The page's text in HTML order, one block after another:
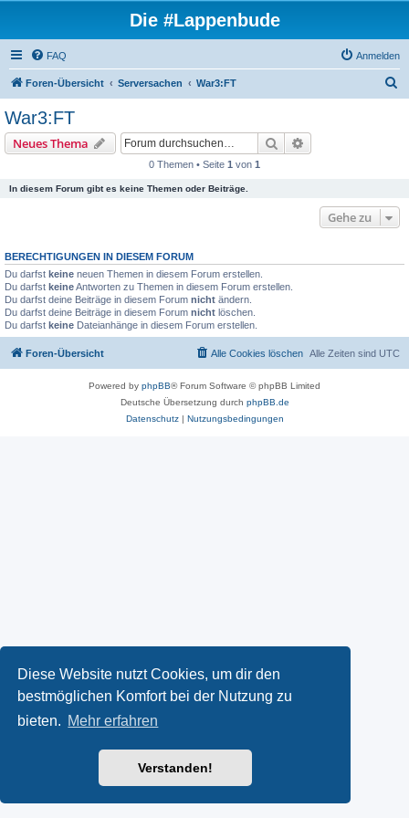
Diese Website nutzt Cookies, um dir den
bestmöglichen Komfort bei der Nutzung zu
bieten. Mehr erfahren
Verstanden!
Die #Lappenbude
FAQ Anmelden
Foren-Übersicht Serversachen War3:FT
War3:FT
Neues Thema Suche
0 Themen • Seite 1 von 1
In diesem Forum gibt es keine Themen oder Beiträge.
Gehe zu
BERECHTIGUNGEN IN DIESEM FORUM
Du darfst keine neuen Themen in diesem Forum erstellen.
Du darfst keineAntworten zu Themen in diesem Forum erstellen.
Du darfst deine Beiträge in diesem Forum nicht ändern.
Du darfst deine Beiträge in diesem Forum nicht löschen.
Du darfst keine Dateianhänge in diesem Forum erstellen.
Foren-Übersicht Alle Zeiten sind UTC
Alle Cookies löschen
Powered by phpBB® Forum Software © phpBB Limited
Deutsche Übersetzung durch phpBB.de
Datenschutz| Nutzungsbedingungen